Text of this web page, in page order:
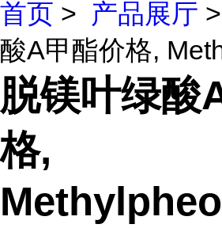
首页 > 产品展厅
酸A甲酯价格,
脱镁叶绿酸
格,